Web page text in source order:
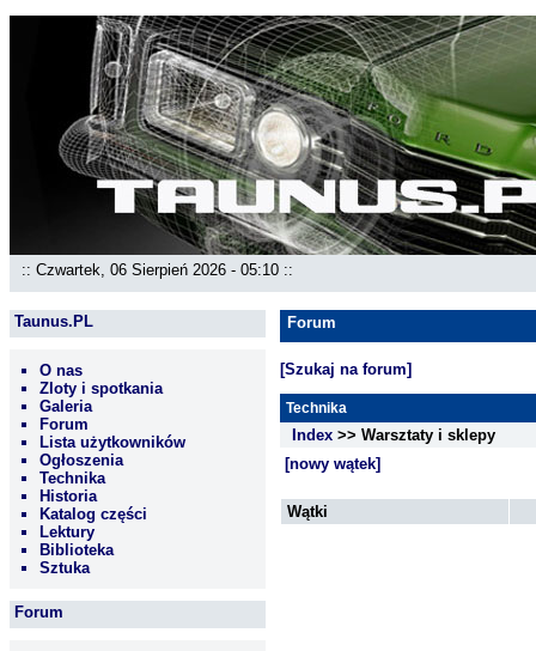
:: Czwartek, 06 Sierpień 2026 - 05:10 ::
Taunus.PL
O nas
Zloty i spotkania
Galeria
Forum
Lista użytkowników
Ogłoszenia
Technika
Historia
Katalog części
Lektury
Biblioteka
Sztuka
Forum
Forum
[Szukaj na forum]
Technika
Index >> Warsztaty i sklepy
[nowy wątek]
Wątki